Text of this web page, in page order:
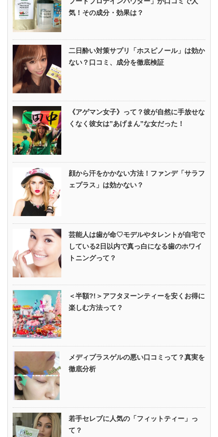
気！その成分・効果は？
二日酔い対策サプリ「ホスピノール」は効か
ない？口コミ、成分を徹底検証
《アゲマン女子》って？彼が自然に手放せな
くなく彼女は”あげまん”な女だった！
顔から汗をかかない方法！ファンデ「サラフ
ェプラス」は効かない？
芸能人は歯が命♡モデルやタレントが自宅で
している2日以内で真っ白になる歯のホワイ
トニングって？
＜半額?!＞アフタヌーンティーを安くお得に
楽しむ方法って？
メディプラスゲルの悪い口コミって？真実を
徹底分析
若手セレブに人気の「フィットティー」っ
て？